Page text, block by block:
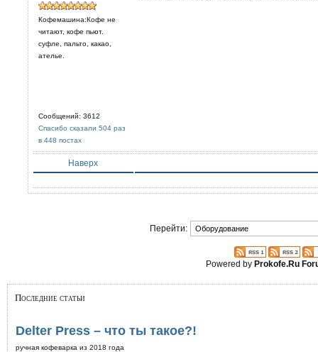
Кофемашина:Кофе не
читают, кофе пьют.
суфле, пальто, какао,
ателье.
Сообщений: 3612
Спасибо сказали 504 раз
в 448 постах
Наверх
Перейти:
Powered byProkofe.Ru
Последние статьи
Delter Press – что ты такое?!
ручная кофеварка из 2018 года